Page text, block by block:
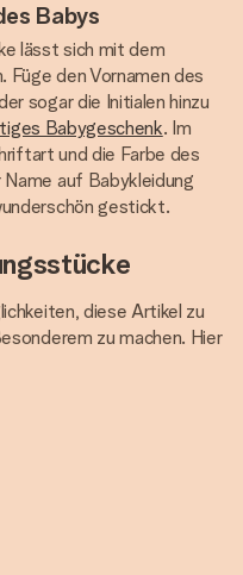
Babys
lässt sich mit dem
Füge den Vornamen des
sogar die Initialen hinzu
Babygeschenk. Im
und die Farbe des
auf Babykleidung
gestickt.
diese Artikel zu
zu machen. Hier